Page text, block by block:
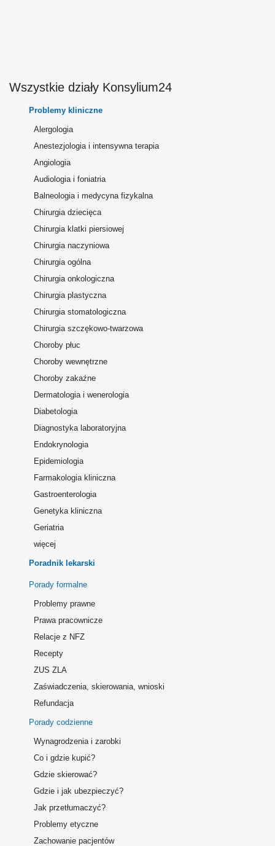
Wszystkie działy Konsylium24
Problemy kliniczne
Alergologia
Anestezjologia i intensywna terapia
Angiologia
Audiologia i foniatria
Balneologia i medycyna fizykalna
Chirurgia dziecięca
Chirurgia klatki piersiowej
Chirurgia naczyniowa
Chirurgia ogólna
Chirurgia onkologiczna
Chirurgia plastyczna
Chirurgia stomatologiczna
Chirurgia szczękowo-twarzowa
Choroby płuc
Choroby wewnętrzne
Choroby zakaźne
Dermatologia i wenerologia
Diabetologia
Diagnostyka laboratoryjna
Endokrynologia
Epidemiologia
Farmakologia kliniczna
Gastroenterologia
Genetyka kliniczna
Geriatria
więcej
Poradnik lekarski
Porady formalne
Problemy prawne
Prawa pracownicze
Relacje z NFZ
Recepty
ZUS ZLA
Zaświadczenia, skierowania, wnioski
Refundacja
Porady codzienne
Wynagrodzenia i zarobki
Co i gdzie kupić?
Gdzie skierować?
Gdzie i jak ubezpieczyć?
Jak przetłumaczyć?
Problemy etyczne
Zachowanie pacjentów